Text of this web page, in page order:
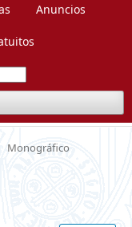
Anuncios
Monográfico